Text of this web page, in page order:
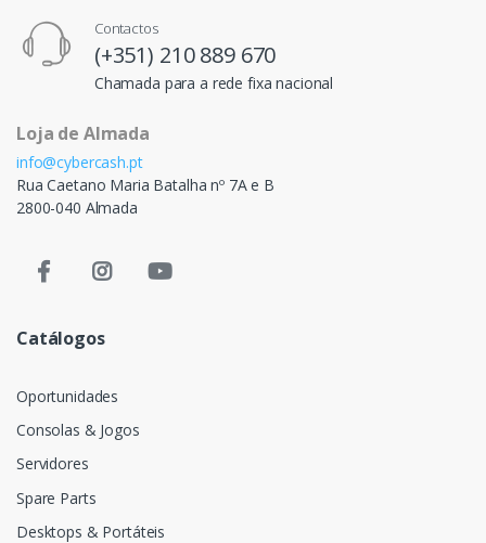
Contactos
(+351) 210 889 670
Chamada para a rede fixa nacional
Loja de Almada
info@cybercash.pt
Rua Caetano Maria Batalha nº 7A e B
2800-040 Almada
Catálogos
Oportunidades
Consolas & Jogos
Servidores
Spare Parts
Desktops & Portáteis